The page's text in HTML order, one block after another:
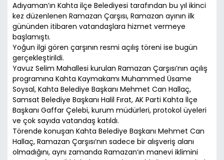
Adıyaman’ın Kahta ilçe Belediyesi tarafından bu yıl ikinci
kez düzenlenen Ramazan Çarşısı, Ramazan ayının ilk
gününden itibaren vatandaşlara hizmet vermeye
başlamıştı.
Yoğun ilgi gören çarşının resmi açılış töreni ise bugün
gerçekleştirildi.
Yavuz Selim Mahallesi kurulan Ramazan Çarşısı’nın açılış
programına Kahta Kaymakamı Muhammed Üsame
Soysal, Kahta Belediye Başkanı Mehmet Can Hallaç,
Samsat Belediye Başkanı Halil Fırat, AK Parti Kahta İlçe
Başkanı Gaffar Çelebi, kurum müdürleri, protokol üyeleri
ve çok sayıda vatandaş katıldı.
Törende konuşan Kahta Belediye Başkanı Mehmet Can
Hallaç, Ramazan Çarşısı’nın sadece bir alışveriş alanı
olmadığını, aynı zamanda Ramazan’ın manevi iklimini